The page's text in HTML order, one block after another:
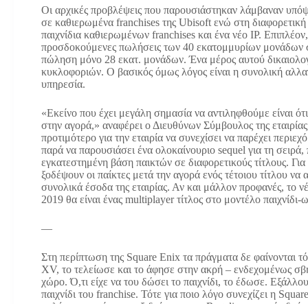
Οι αρχικές προβλέψεις που παρουσιάστηκαν λάμβαναν
σε καθιερωμένα franchises της Ubisoft ενώ στη
παιχνίδια καθιερωμένων franchises και ένα νέο IP.
προσδοκούμενες πωλήσεις των 40 εκατομμυρίων μονάδων
πώληση μόνο 28 εκατ. μονάδων. Ένα μέρος αυτού
κυκλοφοριών. Ο βασικός όμως λόγος είναι η συνολική
υπηρεσία.
«Εκείνο που έχει μεγάλη σημασία να αντιληφθούμε είναι
στην αγορά,» αναφέρει ο Διευθύνων Σύμβουλος της
προτιμότερο για την εταιρία να συνεχίσει να παρέχει
παρά να παρουσιάσει ένα ολοκαίνουριο sequel για τη
εγκατεστημένη βάση παικτών σε διαφορετικούς τίτλους.
ξοδέψουν οι παίκτες μετά την αγορά ενός τέτοιου τίτλου
συνολικά έσοδα της εταιρίας. Αν και μάλλον προφανές, το
2019 θα είναι ένας multiplayer τίτλος στο μοντέλο παιχνίδι-
—
Στη περίπτωση της Square Enix τα πράγματα δε φαίνονται
XV, το τελείωσε και το άφησε στην ακρή – ενδεχομένως
χώρο. Ό,τι είχε να του δώσει το παιχνίδι, το έδωσε.
παιχνίδι του franchise. Τότε για ποιο λόγο συνεχίζει η